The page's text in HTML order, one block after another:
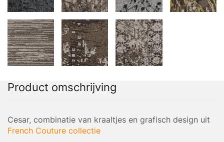
Product omschrijving
Cesar, combinatie van kraaltjes en grafisch design uit
French Couture collectie